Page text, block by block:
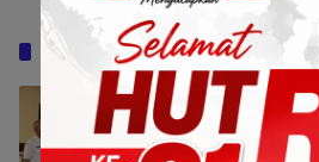
Baca Juga
Tingkatkan
Sekretariat DPRD
Workshop